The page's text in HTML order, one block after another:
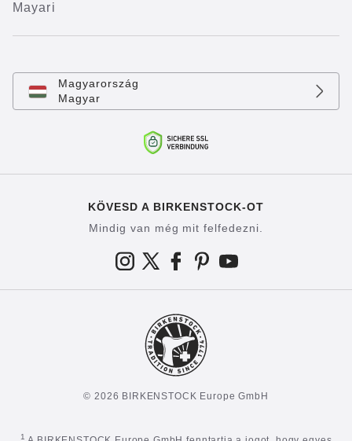
Mayari
Magyarország
Magyar
KÖVESD A BIRKENSTOCK-OT
Mindig van még mit felfedezni.
© 2026 BIRKENSTOCK Europe GmbH
1